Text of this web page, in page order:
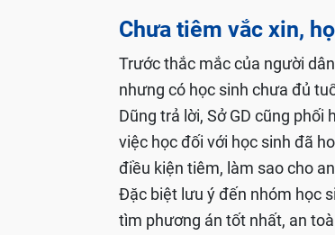
Chưa tiêm vắc xin,
Trước thắc mắc của người
nhưng có học sinh chưa đủ
Dũng trả lời, Sở GD cũng
việc học đối với học sinh đã
điều kiện tiêm, làm sao cho
Đặc biệt lưu ý đến nhóm học
tìm phương án tốt nhất, an